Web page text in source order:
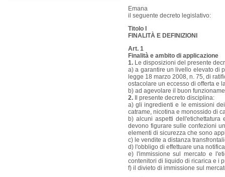
Emana
il seguente decreto legislativo:
Titolo I
FINALITÀ E DEFINIZIONI
Art. 1
Finalità e ambito di applicazione
1. Le disposizioni del presente
a) a garantire un livello elevato di
legge 18 marzo 2008, n. 75, di
ostacolare un eccesso di offerta e
b) ad agevolare il buon
2. Il presente decreto disciplina:
a) gli ingredienti e le emissioni
catrame, nicotina e monossido di
b) alcuni aspetti
devono figurare sulle confezioni
elementi di sicurezza che sono
c) le vendite a distanza
d) l'obbligo di effettuare una
e) l'immissione sul mercato e
contenitori di liquido di ricarica e i
f) il divieto di immissione sul